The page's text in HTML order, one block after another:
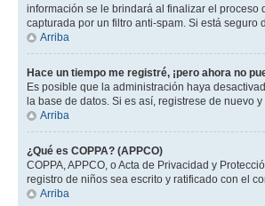
información se le brindará al finalizar el proceso
capturada por un filtro anti-spam. Si está seguro
Arriba
Hace un tiempo me registré, ¡pero ahora no
Es posible que la administración haya
la base de datos. Si es así, registrese de nuevo
Arriba
¿Qué es COPPA? (APPCO)
COPPA, APPCO, o Acta de Privacidad y
registro de niños sea escrito y ratificado con el
Arriba